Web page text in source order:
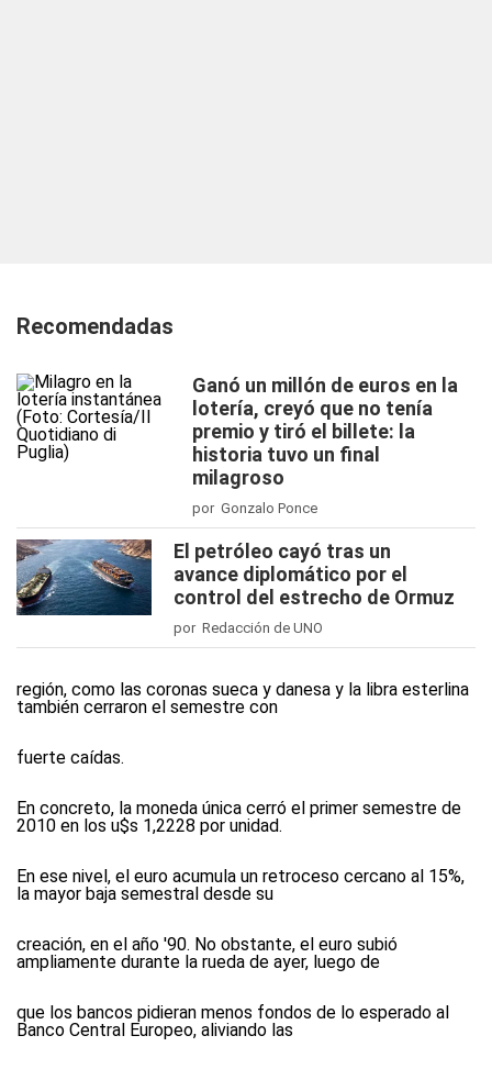
Recomendadas
Ganó un millón de euros en la
lotería, creyó que no tenía
premio y tiró el billete: la
historia tuvo un final
milagroso
por Gonzalo Ponce
El petróleo cayó tras un
avance diplomático por el
control del estrecho de Ormuz
por Redacción de UNO
región, como las coronas sueca y danesa y la libra esterlina
también cerraron el semestre con
fuerte caídas.
En concreto, la moneda única cerró el primer semestre de
2010 en los u$s 1,2228 por unidad.
En ese nivel, el euro acumula un retroceso cercano al 15%,
la mayor baja semestral desde su
creación, en el año '90. No obstante, el euro subió
ampliamente durante la rueda de ayer, luego de
que los bancos pidieran menos fondos de lo esperado al
Banco Central Europeo, aliviando las